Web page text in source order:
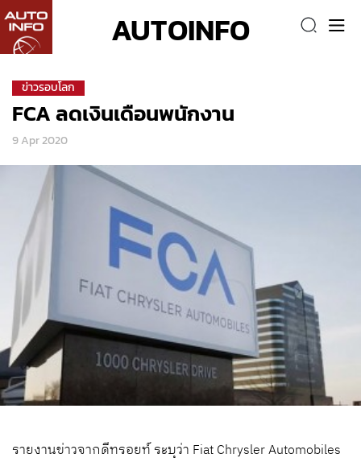
AUTOINFO
ข่าวรอบโลก
FCA ลดเงินเดือนพนักงาน
9 Apr 2020
รายงานข่าวจากดีทรอยท์ ระบุว่า Fiat Chrysler Automobiles